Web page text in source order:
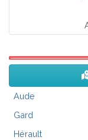
Aude
Gard
Hérault